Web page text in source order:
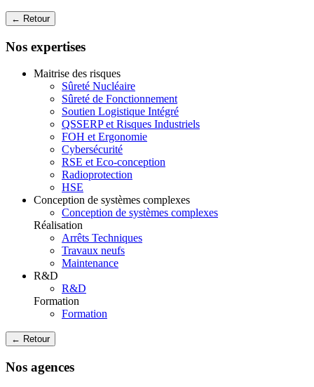
← Retour
Nos expertises
Maitrise des risques
Sûreté Nucléaire
Sûreté de Fonctionnement
Soutien Logistique Intégré
QSSERP et Risques Industriels
FOH et Ergonomie
Cybersécurité
RSE et Eco-conception
Radioprotection
HSE
Conception de systèmes complexes
Conception de systèmes complexes
Réalisation
Arrêts Techniques
Travaux neufs
Maintenance
R&D
R&D
Formation
Formation
← Retour
Nos agences